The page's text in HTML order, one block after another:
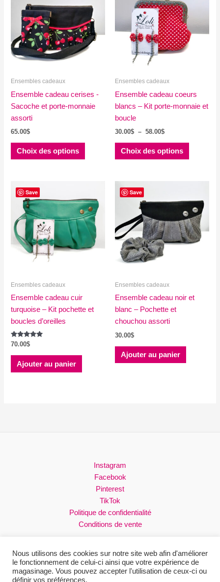
Ensembles cadeaux
Ensemble cadeau cerises -
Sacoche et porte-monnaie
assorti
65.00$
Choix des options
Ce
Les
options
peuvent
être
choisies
produit
Ensembles cadeaux
Ensemble cadeau coeurs
blancs – Kit porte-monnaie et
boucle
30.00$ – 58.00$Plage
prix :
Choix des options
Ce
Les
options
peuvent
être
du
Save
Ensembles cadeaux
Ensemble cadeau cuir
turquoise – Kit pochette et
boucles d’oreilles
Note
sur 5
70.00$
Ajouter au panier
Save
Ensembles cadeaux
Ensemble cadeau noir et
blanc – Pochette et
chouchou assorti
30.00$
Ajouter au panier
Instagram
Facebook
Pinterest
TikTok
Politique de confidentialité
Conditions de vente
Droits réservés © 2026 Loli
Nous utilisons des cookies sur notre site web afin d'améliorer
le fonctionnement de celui-ci ainsi que votre expérience de
magasinage. Vous pouvez accepter l'utilisation de ceux-ci ou
définir vos préférences.